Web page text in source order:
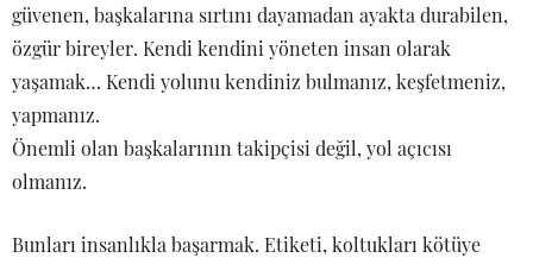
güvenen, başkalarına sırtını dayamadan ayakta durabilen,
özgür bireyler. Kendi kendini yöneten insan olarak
yaşamak… Kendi yolunu kendiniz bulmanız, keşfetmeniz,
yapmanız.
Önemli olan başkalarının takipçisi değil, yol açıcısı
olmanız.
Bunları insanlıkla başarmak. Etiketi, koltukları kötüye